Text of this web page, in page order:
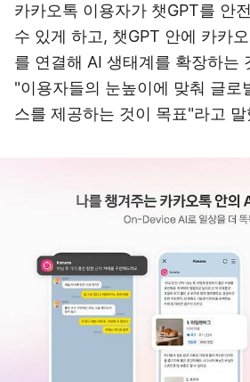
카카오톡 이용자가 챗GPT를 안
수 있게 하고, 챗GPT 안에 카카
를 연결해 AI 생태계를 확장하는
"이용자들의 눈높이에 맞춰 글로
스를 제공하는 것이 목표"라고 말